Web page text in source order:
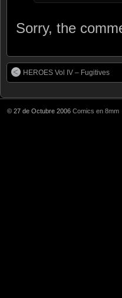
Sorry, the
HEROES Vol IV – Fugitives
© 27 de Octubre 2006 Comics en 8mm